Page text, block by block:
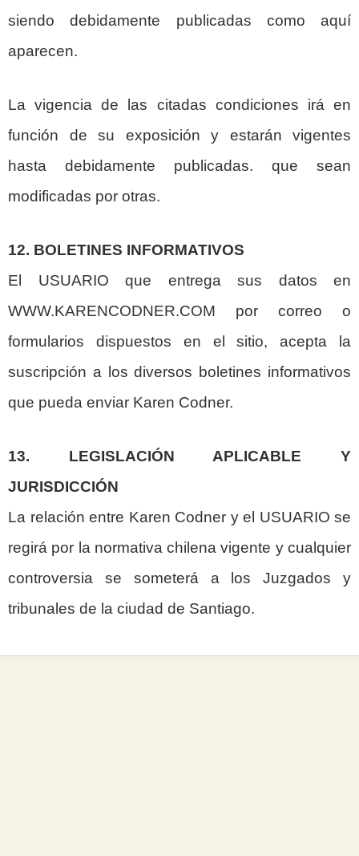
siendo debidamente publicadas como aquí
aparecen.
La vigencia de las citadas condiciones irá en
función de su exposición y estarán vigentes
hasta debidamente publicadas. que sean
modificadas por otras.
12. BOLETINES INFORMATIVOS
El USUARIO que entrega sus datos en
WWW.KARENCODNER.COM por correo o
formularios dispuestos en el sitio, acepta la
suscripción a los diversos boletines informativos
que pueda enviar Karen Codner.
13. LEGISLACIÓN APLICABLE Y
JURISDICCIÓN
La relación entre Karen Codner y el USUARIO se
regirá por la normativa chilena vigente y cualquier
controversia se someterá a los Juzgados y
tribunales de la ciudad de Santiago.